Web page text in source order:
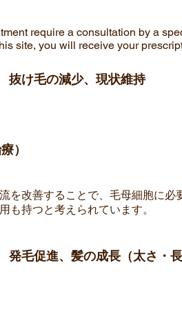
require a consultation by a
site, you will receive your
抜け毛の減少、現状維持
）
を改善することで、毛母細胞に
も持つと考えられています。
発毛促進、髪の成長（太さ・長